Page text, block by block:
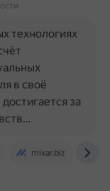
mixar.biz
технологиях
в своё
за